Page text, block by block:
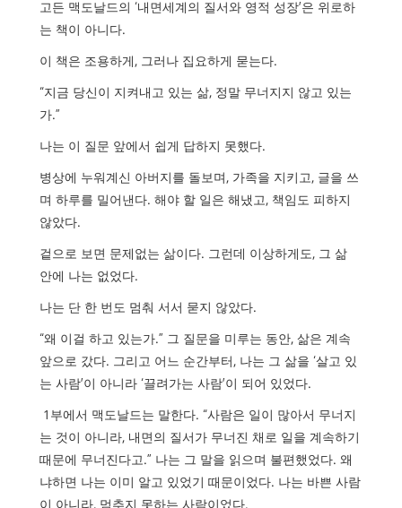
고든 맥도날드의 ‘내면세계의 질서와 영적 성장’은 위로하
는 책이 아니다.
이 책은 조용하게 , 그러나 집요하게 묻는다.
“지금 당신이 지켜내고 있는 삶, 정말 무너지지 않고 있는
가.”
나는 이 질문 앞에서 쉽게 답하지 못했다.
병상에 누워계신 아버지를 돌보며 , 가족을 지키고, 글을 쓰
며 하루를 밀어낸다. 해야 할 일은 해냈고, 책임도 피하지
않았다.
겉으로 보면 문제없는 삶이다. 그런데 이상하게도, 그 삶
안에 나는 없었다.
나는 단 한 번도 멈춰 서서 묻지 않았다.
“왜 이걸 하고 있는가.” 그 질문을 미루는 동안, 삶은 계속
앞으로 갔다. 그리고 어느 순간부터 , 나는 그 삶을 ‘살고 있
는 사람’이 아니라 ‘끌려가는 사람’이 되어 있었다.
1 부에서 맥도날드는 말한다. “사람은 일이 많아서 무너지
는 것이 아니라, 내면의 질서가 무너진 채로 일을 계속하기
때문에 무너진다고.” 나는 그 말을 읽으며 불편했었다. 왜
냐하면 나는 이미 알고 있었기 때문이었다. 나는 바쁜 사람
이 아니라 멈추지 못하는 사람이었다